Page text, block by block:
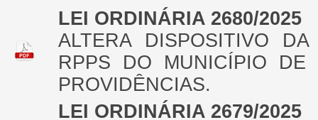
LEI ORDINÁRIA 2680/2025
ALTERA DISPOSITIVO
RPPS DO MUNICÍPIO
PROVIDÊNCIAS.
LEI ORDINÁRIA 2679/2025